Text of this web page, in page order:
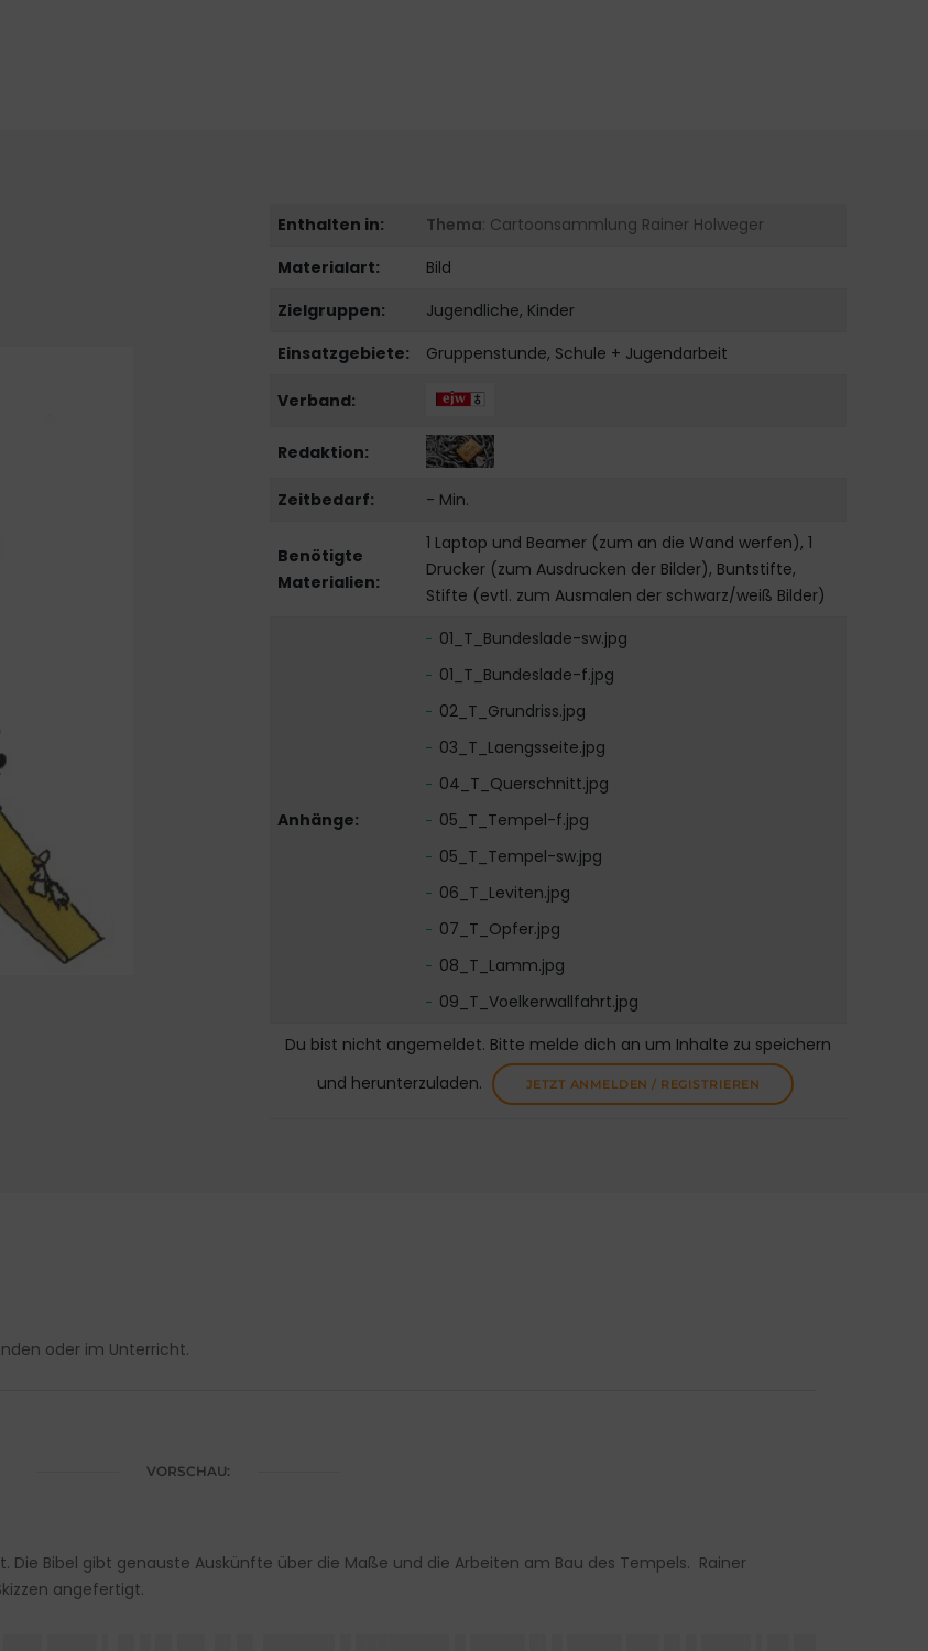
Enthalten in: Thema: Cartoonsammlung Rainer Holweger
Materialart:
Bild
Zielgruppen:
Jugendliche, Kinder
Einsatzgebiete:
Gruppenstunde, Schule + Jugendarbeit
Verband:
Redaktion:
Zeitbedarf: - Min.
Benötigte
Materialien:
1 Laptop und Beamer (zum an die Wand werfen), 1
Drucker (zum Ausdrucken der Bilder), Buntstifte,
Stifte (evtl. zum Ausmalen der schwarz/weiß Bilder)
Anhänge:
01_T_Bundeslade-sw.jpg
01_T_Bundeslade-f.jpg
02_T_Grundriss.jpg
03_T_Laengsseite.jpg
04_T_Querschnitt.jpg
05_T_Tempel-f.jpg
05_T_Tempel-sw.jpg
06_T_Leviten.jpg
07_T_Opfer.jpg
08_T_Lamm.jpg
09_T_Voelkerwallfahrt.jpg
Du bist nicht angemeldet. Bitte melde dich an um Inhalte zu speichern
und herunterzuladen.
JETZT ANMELDEN / REGISTRIEREN
oder im Unterricht.
VORSCHAU:
Bibel gibt genauste Auskünfte über die Maße und die Arbeiten am Bau des Tempels. Rainer
angefertigt.